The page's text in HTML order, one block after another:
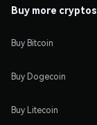
Buy more cryptos
Buy Bitcoin
Buy Dogecoin
Buy Litecoin